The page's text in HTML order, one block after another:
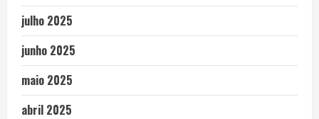
julho 2025
junho 2025
maio 2025
abril 2025